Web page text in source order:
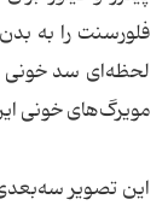
فلورسنت را به
لحظه‌ای سد خونی
مویرگ‌های خونی
این تصویر